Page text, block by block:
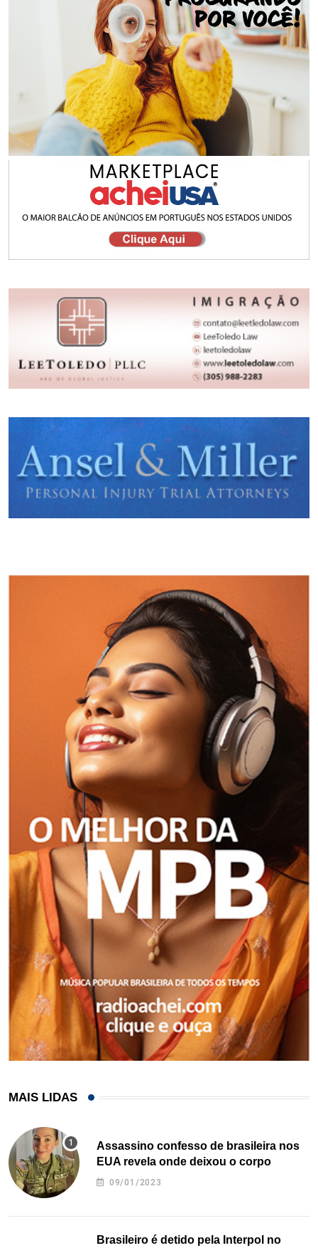
MAIS LIDAS
Assassino confesso de brasileira nos
EUA revela onde deixou o corpo
09/01/2023
Brasileiro é detido pela Interpol no